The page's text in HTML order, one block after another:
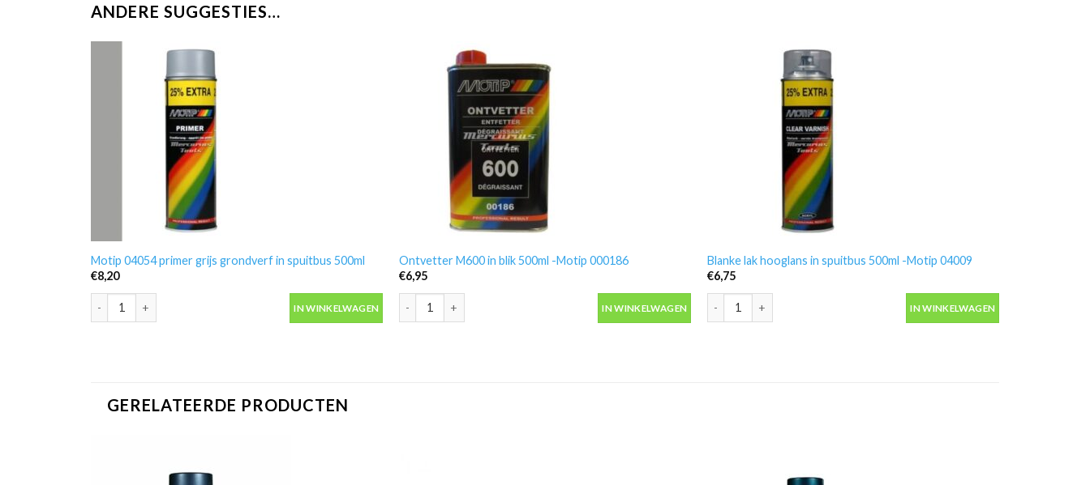
ANDERE SUGGESTIES…
Motip 04054 primer grijs grondverf in spuitbus 500ml
€8,20
Motip 04054 primer grijs grondverf in spuitbus 500ml aantal
IN WINKELWAGEN
Ontvetter M600 in blik 500ml -Motip 000186
€6,95
Ontvetter M600 in blik 500ml -Motip 000186 aantal
IN WINKELWAGEN
Blanke lak hooglans in spuitbus 500ml -Motip 04009
€6,75
Blanke lak hooglans in spuitbus 500ml -Motip 04009 aantal
IN WINKELWAGEN
GERELATEERDE PRODUCTEN